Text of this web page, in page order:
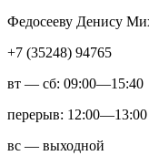
Федосееву Денису
+7 (35248) 94765
вт — сб: 09:00—15:40
перерыв: 12:00—13:00
вс — выходной